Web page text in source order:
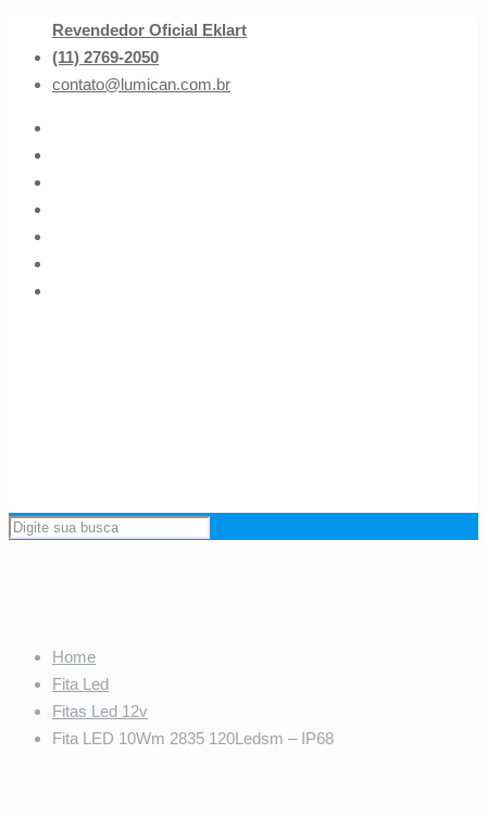
Revendedor Oficial Eklart
(11) 2769-2050
contato@lumican.com.br
Home
Fita Led
Fitas Led 12v
Fita LED 10Wm 2835 120Ledsm – IP68